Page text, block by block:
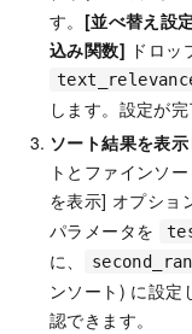
す。 [並べ替え設
込み関数] ドロ
します。設定が
ソート結果を表示
トとファインソ
を表示] オプショ
パラメータを
に、
ンソート) に設定
認できます。